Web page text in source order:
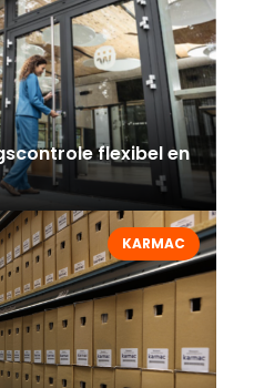
flexibel en
KARMAC